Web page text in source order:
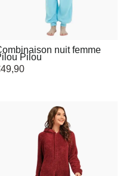
nuit femme
Pilou
49,90